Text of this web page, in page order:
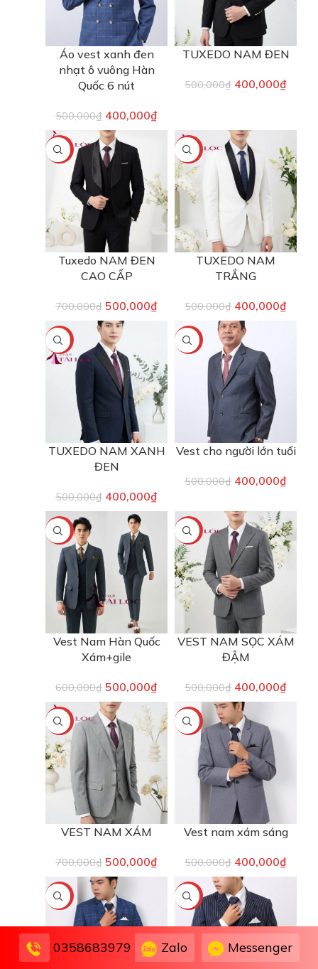
Áo vest xanh đen
nhạt ô vuông Hàn
Quốc 6 nút
500,000₫ 400,000₫
TUXEDO NAM ĐEN
500,000₫ 400,000₫
-29%
Tuxedo NAM ĐEN
CAO CẤP
700,000₫ 500,000₫
-20%
TUXEDO NAM
TRẮNG
500,000₫ 400,000₫
-20%
TUXEDO NAM XANH
ĐEN
500,000₫ 400,000₫
-20%
Vest cho người lớn tuổi
500,000₫ 400,000₫
-17%
Vest Nam Hàn Quốc
Xám+gile
600,000₫ 500,000₫
-20%
VEST NAM SỌC XÁM
ĐẬM
500,000₫ 400,000₫
-29%
VEST NAM XÁM
700,000₫ 500,000₫
-20%
Vest nam xám sáng
500,000₫ 400,000₫
-20% -20%
0358683979 Zalo Messenger